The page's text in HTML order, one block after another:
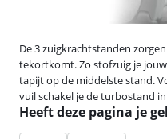
De 3 zuigkrachtstanden
tekortkomt. Zo stofzuig je
tapijt op de middelste stand.
vuil schakel je de turbostand
Heeft deze pagina je